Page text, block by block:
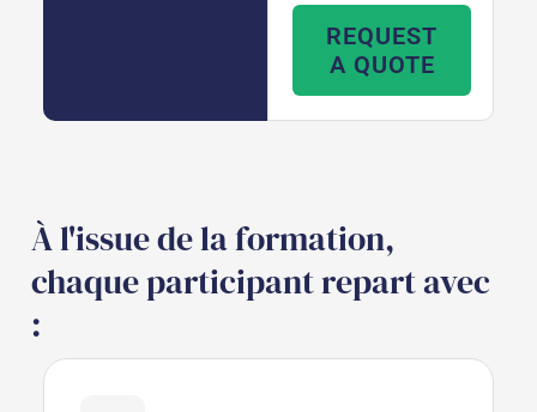
REQUEST
A QUOTE
À l'issue de la formation,
chaque participant repart avec
: